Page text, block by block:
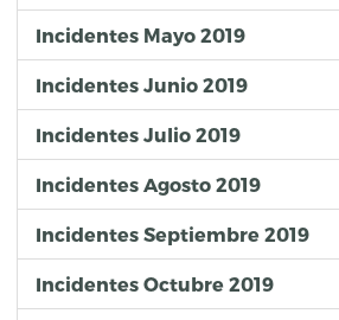
Incidentes Mayo 2019
Incidentes Junio 2019
Incidentes Julio 2019
Incidentes Agosto 2019
Incidentes Septiembre 2019
Incidentes Octubre 2019